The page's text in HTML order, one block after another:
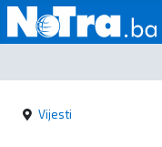
Početna
Vijesti
Vijesti